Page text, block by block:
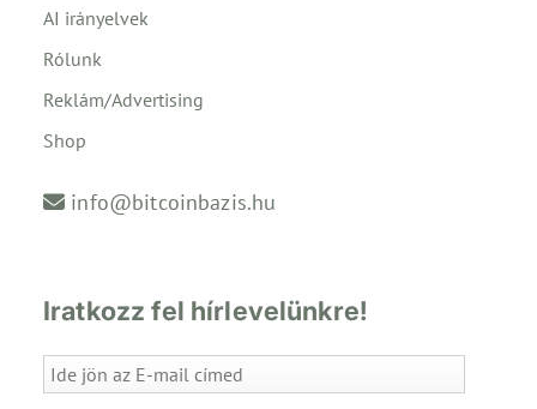
AI irányelvek
Rólunk
Reklám/Advertising
Shop
info@bitcoinbazis.hu
Iratkozz fel hírlevelünkre!